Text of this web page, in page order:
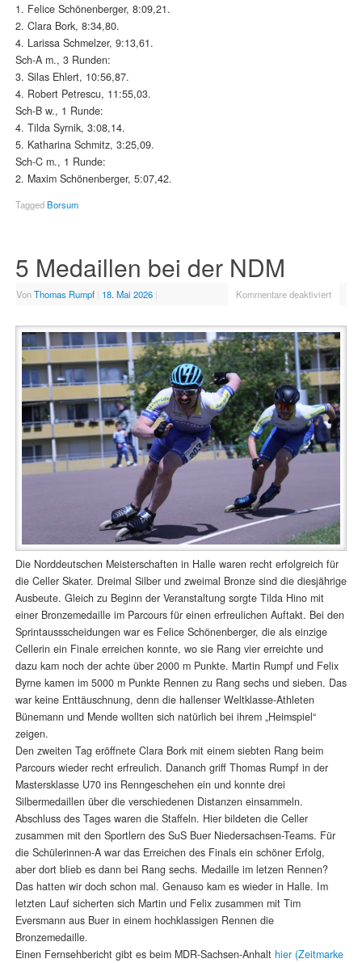
1. Felice Schönenberger, 8:09,21.
2. Clara Bork, 8:34,80.
4. Larissa Schmelzer, 9:13,61.
Sch-A m., 3 Runden:
3. Silas Ehlert, 10:56,87.
4. Robert Petrescu, 11:55,03.
Sch-B w., 1 Runde:
4. Tilda Syrnik, 3:08,14.
5. Katharina Schmitz, 3:25,09.
Sch-C m., 1 Runde:
2. Maxim Schönenberger, 5:07,42.
TaggedBorsum
5 Medaillen bei der NDM
VonThomas Rumpf | 18. Mai 2026 | Kommentare deaktiviert
Die Norddeutschen Meisterschaften in Halle waren recht erfolgreich für
die Celler Skater. Dreimal Silber und zweimal Bronze sind die diesjährige
Ausbeute. Gleich zu Beginn der Veranstaltung sorgte Tilda Hino mit
einer Bronzemedaille im Parcours für einen erfreulichen Auftakt. Bei den
Sprintaussscheidungen war es Felice Schönenberger, die als einzige
Cellerin ein Finale erreichen konnte, wo sie Rang vier erreichte und
dazu kam noch der achte über 2000 m Punkte. Martin Rumpf und Felix
Byrne kamen im 5000 m Punkte Rennen zu Rang sechs und sieben. Das
war keine Enttäuschnung, denn die hallenser Weltklasse-Athleten
Bünemann und Mende wollten sich natürlich bei ihrem „Heimspiel“
zeigen.
Den zweiten Tag eröffnete Clara Bork mit einem siebten Rang beim
Parcours wieder recht erfreulich. Dananch griff Thomas Rumpf in der
Mastersklasse U70 ins Renngeschehen ein und konnte drei
Silbermedaillen über die verschiedenen Distanzen einsammeln.
Abschluss des Tages waren die Staffeln. Hier bildeten die Celler
zusammen mit den Sportlern des SuS Buer Niedersachsen-Teams. Für
die Schülerinnen-A war das Erreichen des Finals ein schöner Erfolg,
aber dort blieb es dann bei Rang sechs. Medaille im letzen Rennen?
Das hatten wir doch schon mal. Genauso kam es wieder in Halle. Im
letzten Lauf sicherten sich Martin und Felix zusammen mit Tim
Eversmann aus Buer in einem hochklassigen Rennen die
Bronzemedaille.
Einen Fernsehbericht gibt es beim MDR-Sachsen-Anhalt hier (Zeitmarke